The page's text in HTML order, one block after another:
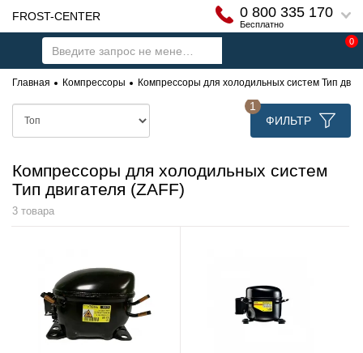
FROST-CENTER 0 800 335 170
Бесплатно
0
Главная Компрессоры Компрессоры для холодильных систем Тип
ФИЛЬТР
1
Компрессоры для холодильных систем
Тип двигателя (ZAFF)
3 товара